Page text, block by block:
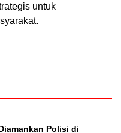
untuk
Polisi di